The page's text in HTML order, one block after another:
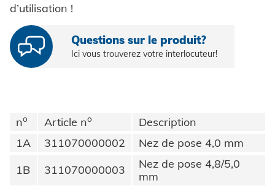
Rondelles à griffes
Rivets industriels
Pièces spéciales
HONSEL
HONSEL INTERNATIONALE
à l'aperçu
COMPÉTENCE
d’utilisation !
Questions sur le produit?
Ici vous trouverez votre interlocuteur!
no Article no
Description
1A
311070000002
Nez de pose 4,0 mm
1B
311070000003
Nez de pose 4,8/5,0
mm